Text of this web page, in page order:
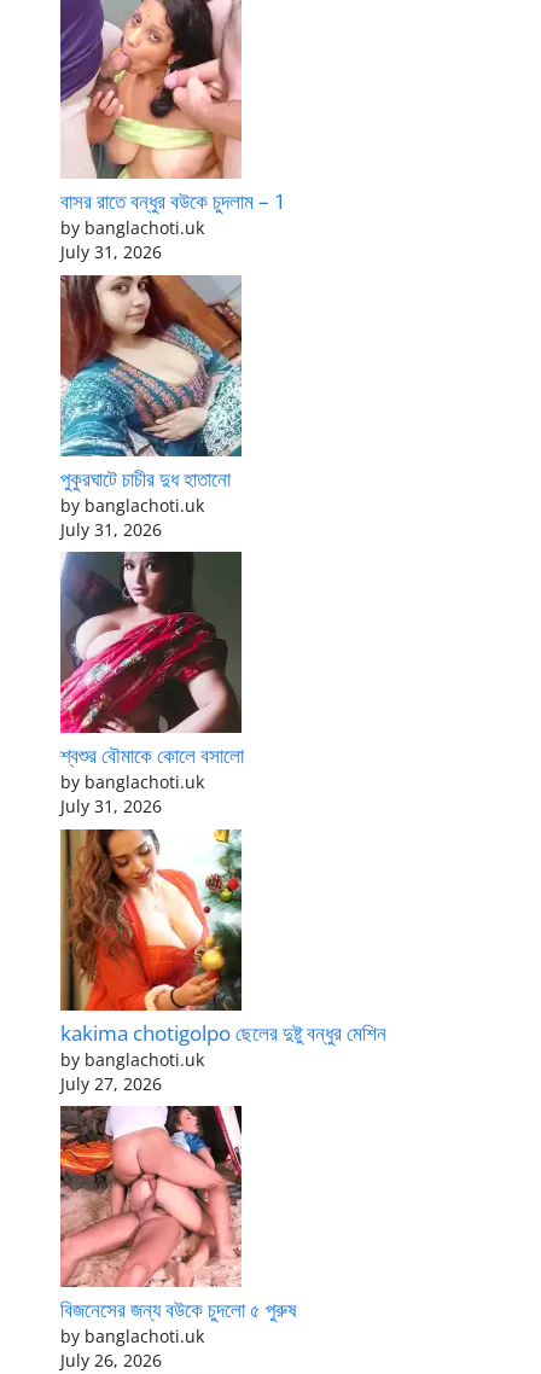
বাসর রাতে বন্ধুর বউকে চুদলাম – 1
by banglachoti.uk
July 31, 2026
পুকুরঘাটে চাচীর দুধ হাতানো
by banglachoti.uk
July 31, 2026
শ্বশুর বৌমাকে কোলে বসালো
by banglachoti.uk
July 31, 2026
kakima chotigolpo ছেলের দুষ্টু বন্ধুর মেশিন
by banglachoti.uk
July 27, 2026
বিজনেসের জন্য বউকে চুদলো ৫ পুরুষ
by banglachoti.uk
July 26, 2026